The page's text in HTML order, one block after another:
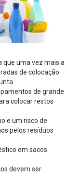
que uma vez mais a
de colocação
de grande
colocar restos
e um risco de
pelos resíduos
em sacos
devem ser